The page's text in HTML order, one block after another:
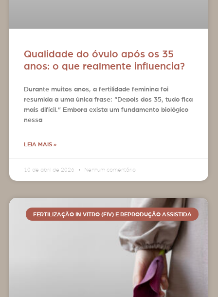
Qualidade do óvulo após os 35
anos: o que realmente influencia?
Durante muitos anos, a fertilidade feminina foi
resumida a uma única frase: “Depois dos 35, tudo fica
mais difícil.” Embora exista um fundamento biológico
nessa
LEIA MAIS »
10 de abril de 2026 Nenhum comentário
FERTILIZAÇÃO IN VITRO (FIV) E REPRODUÇÃO ASSISTIDA